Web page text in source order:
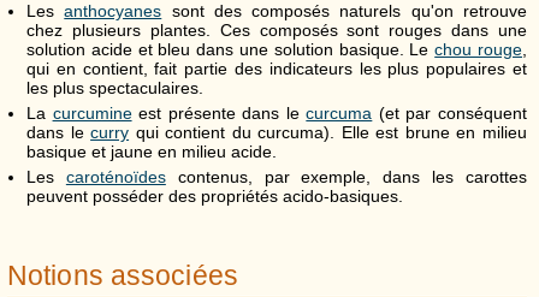
Lesanthocyanes sont des composés naturels qu'on retrouve
chez plusieurs plantes. Ces composés sont rouges dans une
solution acide et bleu dans une solution basique. Lechou rouge,
qui en contient, fait partie des indicateurs les plus populaires et
les plus spectaculaires.
La curcumineest présente dans lecurcuma (et par conséquent
dans lecurry qui contient du curcuma). Elle est brune en milieu
basique et jaune en milieu acide.
Les caroténoïdescontenus, par exemple, dans les carottes
peuvent posséder des propriétés acido-basiques.
Notions associées